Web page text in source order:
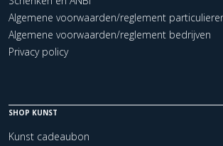
Algemene voorwaarden/reglement
Algemene voorwaarden/reglement bedrijven
Privacy policy
SHOP KUNST
Kunst cadeaubon